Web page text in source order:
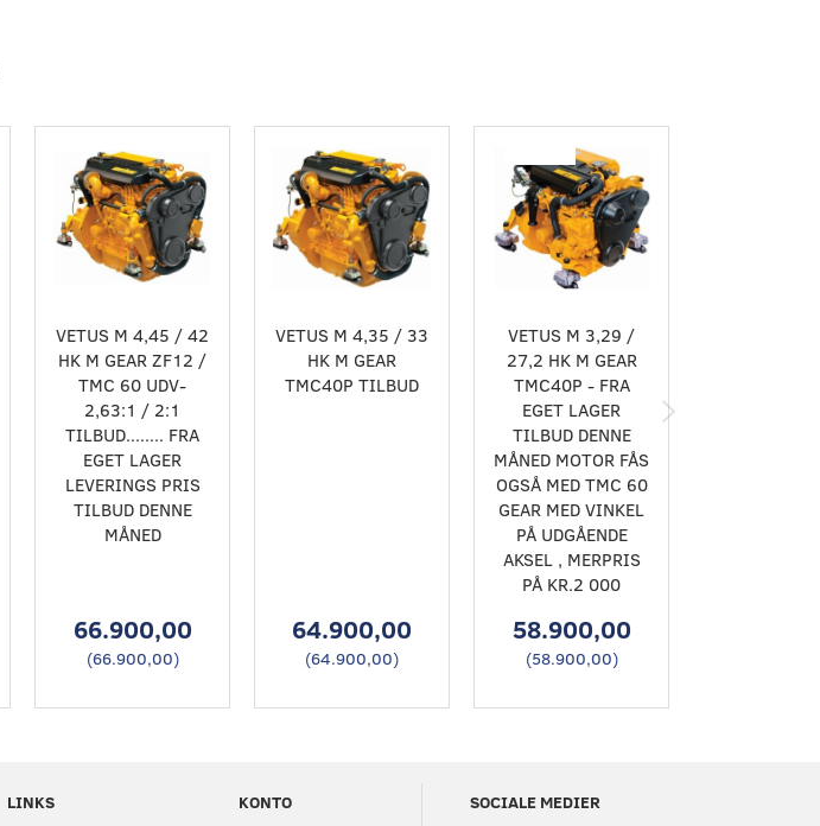
VETUS M 4,45 / 42
HK M GEAR ZF12 /
TMC 60 UDV-
2,63:1 / 2:1
TILBUD........ FRA
EGET LAGER
LEVERINGS PRIS
TILBUD DENNE
MÅNED
66.900,00
(66.900,00)
VETUS M 4,35 / 33
HK M GEAR
TMC40P TILBUD
64.900,00
(64.900,00)
VETUS M 3,29 /
27,2 HK M GEAR
TMC40P - FRA
EGET LAGER
TILBUD DENNE
MÅNED MOTOR FÅS
OGSÅ MED TMC 60
GEAR MED VINKEL
PÅ UDGÅENDE
AKSEL , MERPRIS
PÅ KR.2 000
58.900,00
(58.900,00)
LINKS KONTO SOCIALE MEDIER